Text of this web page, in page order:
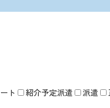
ト 紹介予定派遣 派遣